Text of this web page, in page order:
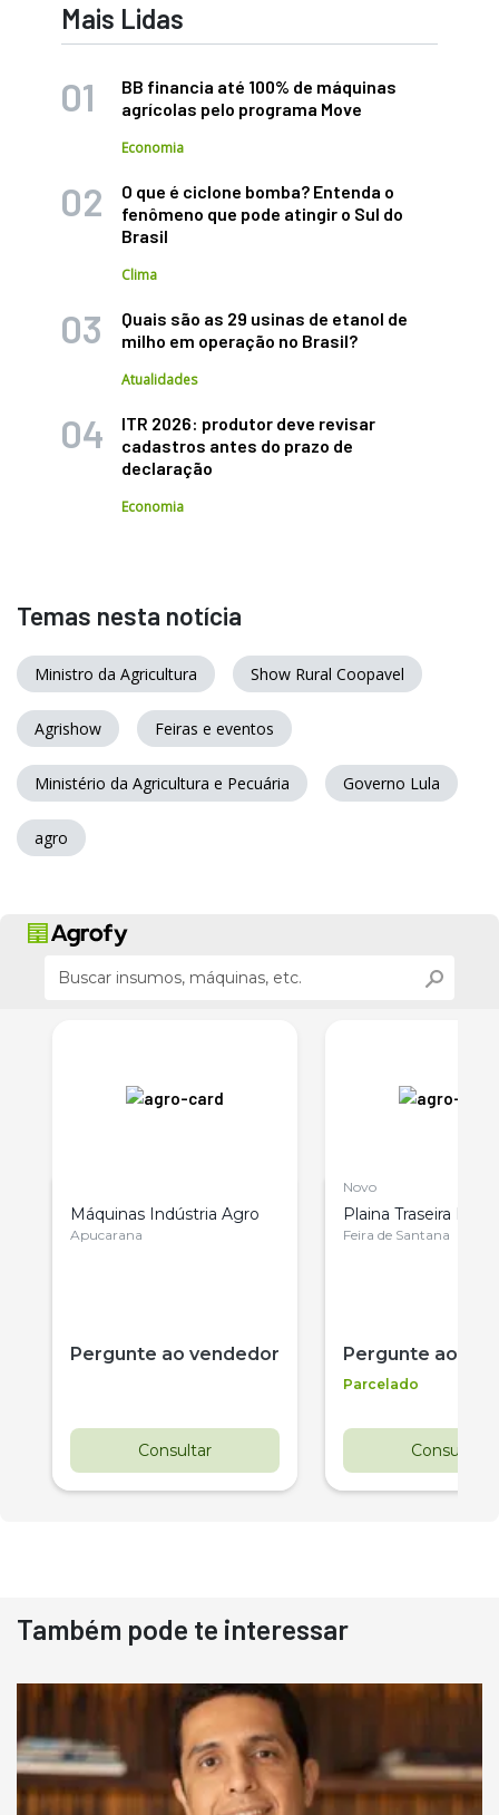
Mais Lidas
BB financia até 100% de máquinas
agrícolas pelo programa Move
Economia
O que é ciclone bomba? Entenda o
fenômeno que pode atingir o Sul do
Brasil
Clima
Quais são as 29 usinas de etanol de
milho em operação no Brasil?
Atualidades
ITR 2026: produtor deve revisar
cadastros antes do prazo de
declaração
Economia
Temas nesta notícia
Ministro da Agricultura Show Rural Coopavel
Agrishow Feiras e eventos
Ministério da Agricultura e Pecuária Governo Lula
agro
Máquinas Indústria Agro
Apucarana
Pergunte ao vendedor
Consultar
Novo
Plaina Traseira Rc
Feira de Santana
Pergunte ao
Parcelado
Consultar
Também pode te interessar